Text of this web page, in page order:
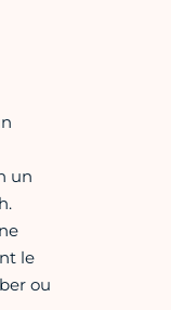
un
le
ou